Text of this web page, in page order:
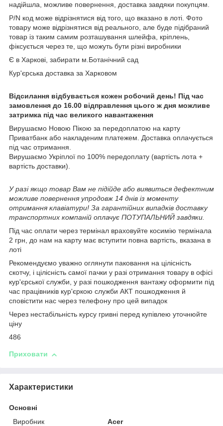
надійшла, можливе повернення, доставка завдяки покупцям.
P/N код може відрізнятися від того, що вказано в лоті. Фото
товару може відрізнятися від реального, але буде підібраний
товар із таким самим розташування шлейфа, кріплень,
фіксується через те, що можуть бути різні виробники
Є в Харкові, забирати м.Ботанічний сад
Кур'єрська доставка за Харковом
Відсилання відбувається кожен робочий день! Під час
замовлення до 16.00 відправлення цього ж дня можливе
затримка під час великого навантаження
Вирушаємо Новою Пікою за передоплатою на карту
Приватбанк або накладеним платежем. Доставка оплачується
під час отримання.
Вирушаємо Укріплої по 100% передоплату (вартість лота +
вартість доставки).
У разі якщо товар Вам не підійде або виявиться дефектним
можливе повернення упродовж 14 днів із моменту
отримання клавіатури! За гарантійних випадків доставку
транспортних компаній оплачує ПОТУПАЛЬНИЙ завдяки.
Під час оплати через термінал враховуйте косимію термінала
2 грн, до нам на карту має вступити повна вартість, вказана в
лоті
Рекомендуємо уважно оглянути паковання на цілісність
скотчу, і цілісність самої пачки у разі отримання товару в офісі
кур'єрської служби, у разі пошкодження вантажу оформити під
час працівників кур'єркою служби АКТ пошкодження й
сповістити нас через телефону про цей випадок
Через нестабільність курсу гривні перед купівлею уточнюйте
ціну
486
Приховати
Характеристики
Основні
Виробник
Acer